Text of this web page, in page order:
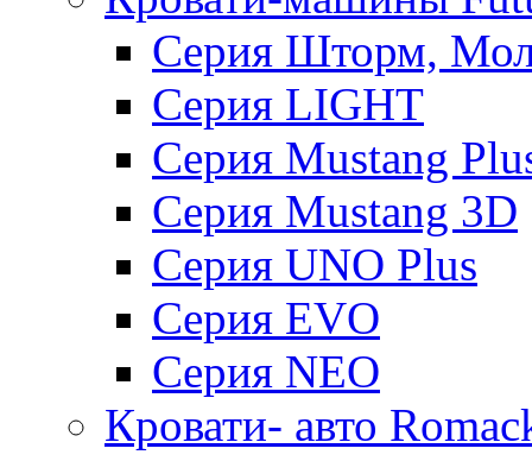
Серия Шторм,
Серия LIGHT
Серия Mustang
Серия Mustang 3D
Серия UNO Plus
Серия EVO
Серия NEO
Кровати- авто